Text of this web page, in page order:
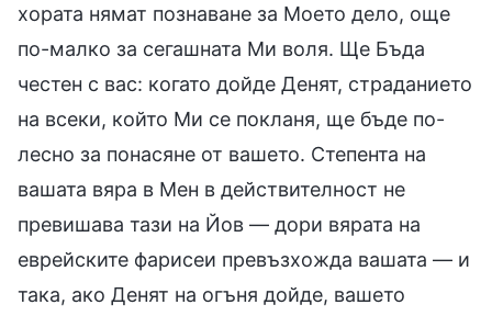
хората нямат познаване за Моето дело, още
по-малко за сегашната Ми воля. Ще Бъда
честен с вас: когато дойде Денят, страданието
на всеки, който Ми се покланя, ще бъде по-
лесно за понасяне от вашето. Степента на
вашата вяра в Мен в действителност не
превишава тази на Йов — дори вярата на
еврейските фарисеи превъзхожда вашата — и
така, ако Денят на огъня дойде, вашето